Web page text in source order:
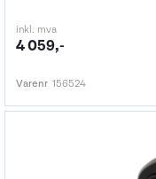
inkl. mva
4 059,-
Varenr 156524